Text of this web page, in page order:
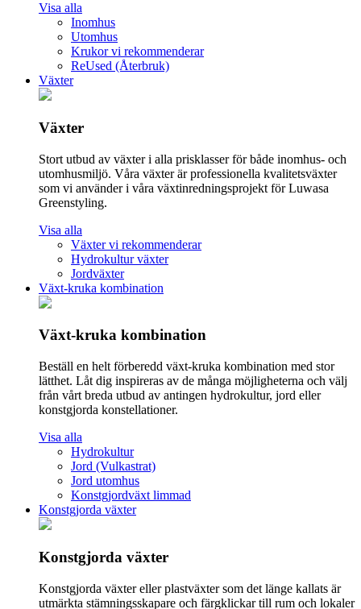
Visa alla
Inomhus
Utomhus
Krukor vi rekommenderar
ReUsed (Återbruk)
Växter
Växter
Stort utbud av växter i alla prisklasser för både inomhus- och
utomhusmiljö. Våra växter är professionella kvalitetsväxter
som vi använder i våra växtinredningsprojekt för Luwasa
Greenstyling.
Visa alla
Växter vi rekommenderar
Hydrokultur växter
Jordväxter
Växt-kruka kombination
Växt-kruka kombination
Beställ en helt förberedd växt-kruka kombination med stor
lätthet. Låt dig inspireras av de många möjligheterna och välj
från vårt breda utbud av antingen hydrokultur, jord eller
konstgjorda konstellationer.
Visa alla
Hydrokultur
Jord (Vulkastrat)
Jord utomhus
Konstgjordväxt limmad
Konstgjorda växter
Konstgjorda växter
Konstgjorda växter eller plastväxter som det länge kallats är
utmärkta stämningsskapare och färgklickar till rum och lokaler